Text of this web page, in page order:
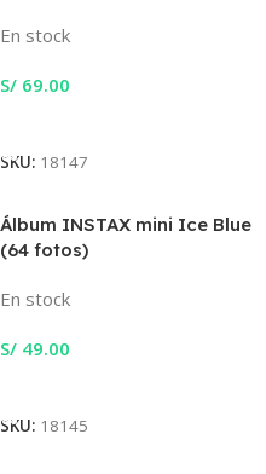
En stock
S/ 69.00
SKU: 18147
Álbum INSTAX mini Ice Blue
(64 fotos)
En stock
S/ 49.00
SKU: 18145